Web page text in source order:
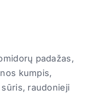
padažas,
kumpis,
raudonieji